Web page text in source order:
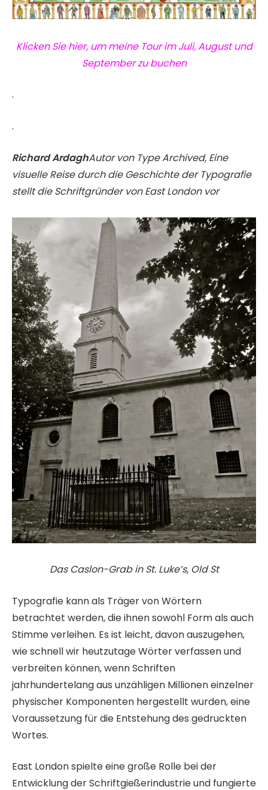
Klicken Sie hier, um meine Tour im Juli, August und
September zu buchen
.
.
Richard ArdaghAutor von Type Archived, Eine
visuelle Reise durch die Geschichte der Typografie
stellt die Schriftgründer von East London vor
Das Caslon-Grab in St. Luke’s, Old St
Typografie kann als Träger von Wörtern
betrachtet werden, die ihnen sowohl Form als auch
Stimme verleihen. Es ist leicht, davon auszugehen,
wie schnell wir heutzutage Wörter verfassen und
verbreiten können, wenn Schriften
jahrhundertelang aus unzähligen Millionen einzelner
physischer Komponenten hergestellt wurden, eine
Voraussetzung für die Entstehung des gedruckten
Wortes.
East London spielte eine große Rolle bei der
Entwicklung der Schriftgießerindustrie und fungierte